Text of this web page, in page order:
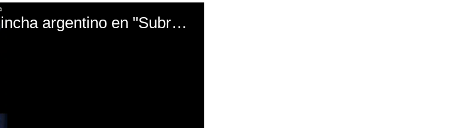
El mal momento de Yanina Gasañol con un hincha argentino en "Subrayado"